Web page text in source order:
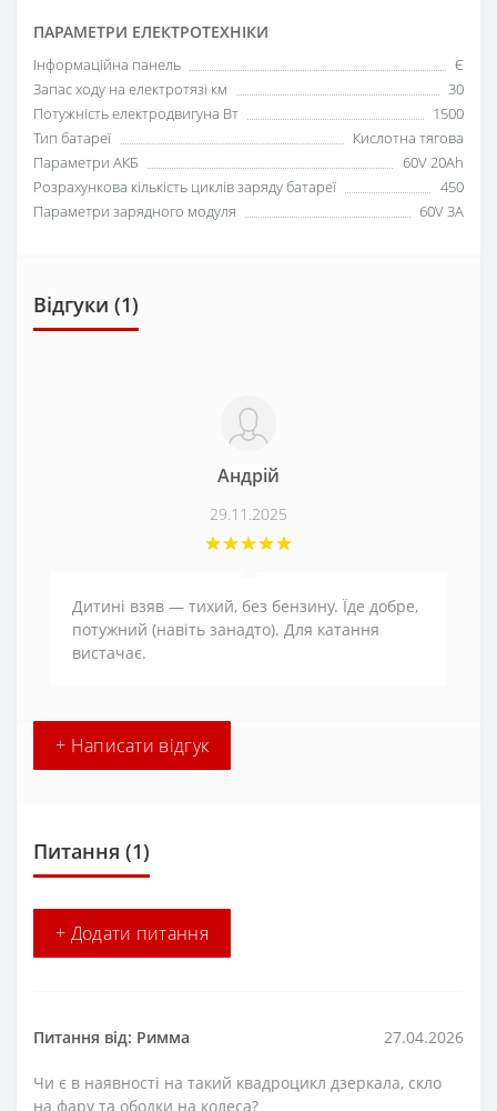
ПАРАМЕТРИ ЕЛЕКТРОТЕХНІКИ
Інформаційна панель
Є
Запас ходу на електротязі км
30
Потужність електродвигуна Вт
1500
Тип батареї
Кислотна тягова
Параметри АКБ
60V 20Ah
Розрахункова кількість циклів заряду батареї
450
Параметри зарядного модуля
60V 3A
Відгуки (1)
Андрій
29.11.2025
Дитині взяв — тихий, без бензину. Їде добре,
потужний (навіть занадто). Для катання
вистачає.
+ Написати відгук
Питання (1)
+ Додати питання
Питання від: Римма 27.04.2026
Чи є в наявності на такий квадроцикл дзеркала, скло
на фару та ободки на колеса?